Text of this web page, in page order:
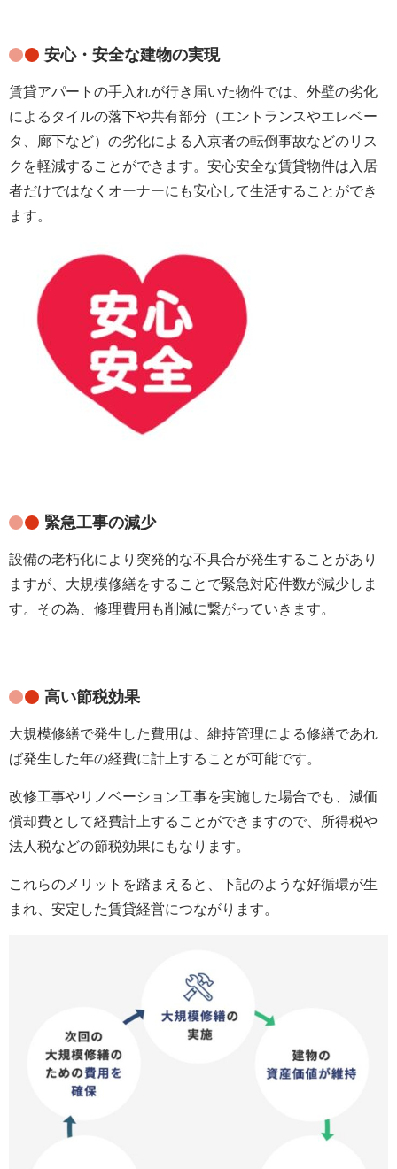
安心・安全な建物の実現
賃貸アパートの手入れが行き届いた物件では、外壁の劣化
によるタイルの落下や共有部分（エントランスやエレベー
タ、廊下など）の劣化による入京者の転倒事故などのリス
クを軽減することができます。安心安全な賃貸物件は入居
者だけではなくオーナーにも安心して生活することができ
ます。
緊急工事の減少
設備の老朽化により突発的な不具合が発生することがあり
ますが、大規模修繕をすることで緊急対応件数が減少しま
す。その為、修理費用も削減に繋がっていきます。
高い節税効果
大規模修繕で発生した費用は、維持管理による修繕であれ
ば発生した年の経費に計上することが可能です。
改修工事やリノベーション工事を実施した場合でも、減価
償却費として経費計上することができますので、所得税や
法人税などの節税効果にもなります。
これらのメリットを踏まえると、下記のような好循環が生
まれ、安定した賃貸経営につながります。